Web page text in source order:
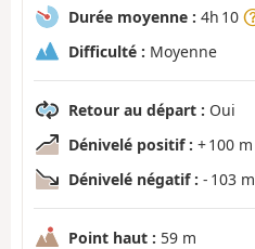
Durée moyenne : 4h 10
Difficulté : Moyenne
Retour au départ : Oui
Dénivelé positif : + 100 m
Dénivelé négatif : - 103 m
Point haut : 59 m